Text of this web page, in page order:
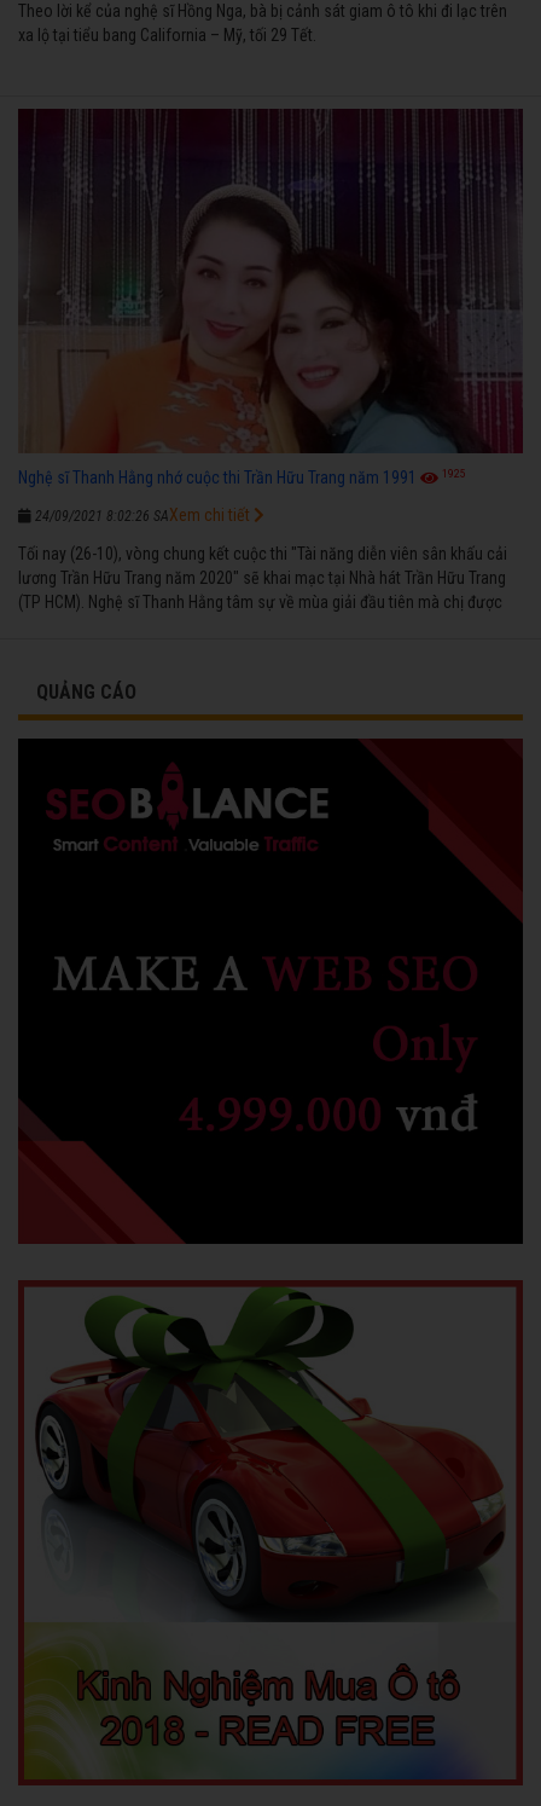
Theo lời kể của nghệ sĩ Hồng Nga, bà bị cảnh sát giam ô tô khi đi lạc trên
xa lộ tại tiểu bang California – Mỹ, tối 29 Tết.
Nghệ sĩ Thanh Hằng nhớ cuộc thi Trần Hữu Trang năm 1991 1925
24/09/2021 8:02:26 SA
Tối nay (26-10), vòng chung kết cuộc thi "Tài năng diễn viên sân khấu cải
lương Trần Hữu Trang năm 2020" sẽ khai mạc tại Nhà hát Trần Hữu Trang
(TP HCM). Nghệ sĩ Thanh Hằng tâm sự về mùa giải đầu tiên mà chị được
Xem chi tiết
QUẢNG CÁO